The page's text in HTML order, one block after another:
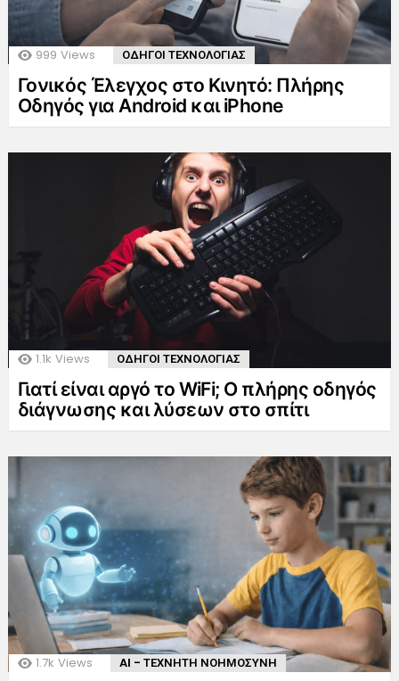
999 Views ΟΔΗΓΟΙ ΤΕΧΝΟΛΟΓΙΑΣ
Γονικός Έλεγχος στο Κινητό: Πλήρης
Οδηγός για Android και iPhone
1.1k Views ΟΔΗΓΟΙ ΤΕΧΝΟΛΟΓΙΑΣ
Γιατί είναι αργό το WiFi; Ο πλήρης οδηγός
διάγνωσης και λύσεων στο σπίτι
1.7k Views AI - ΤΕΧΝΗΤΗ ΝΟΗΜΟΣΥΝΗ